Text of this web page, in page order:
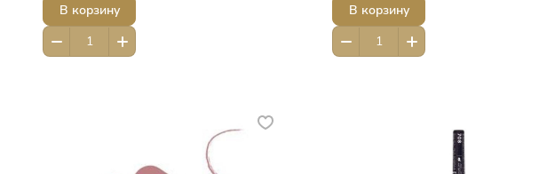
В корзину В корзину